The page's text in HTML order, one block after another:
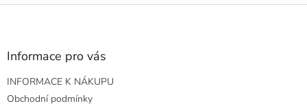
Z
Informace pro vás
INFORMACE K NÁKUPU
Obchodní podmínky